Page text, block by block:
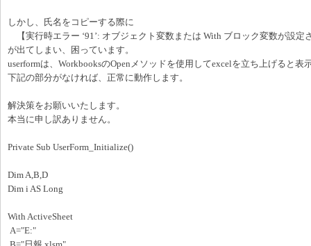
しかし、氏名をコピーする際に
【実行時エラー ‘91’: オブジェクト変数または With ブロック変数が設定
が出てしまい、困っています。
userformは、WorkbooksのOpenメソッドを使用してexcelを立ち上げると表
下記の部分がなければ、正常に動作します。
解決策をお願いいたします。
本当に申し訳ありません。
Private Sub UserForm_Initialize()
Dim A,B,D
Dim i AS Long
With ActiveSheet
A="E:"
B="日報.xlsm"